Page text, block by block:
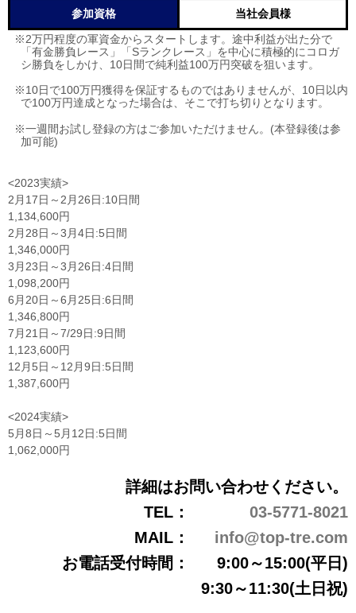
参加資格 当社会員様
※2万円程度の軍資金からスタートします。途中利益が出た分で
「有金勝負レース」「Sランクレース」を中心に積極的にコロガ
シ勝負をしかけ、10日間で純利益100万円突破を狙います。
※10日で100万円獲得を保証するものではありませんが、10日以内
で100万円達成となった場合は、そこで打ち切りとなります。
※一週間お試し登録の方はご参加いただけません。(本登録後は参
加可能)
<2023実績>
2月17日～2月26日:10日間
1,134,600円
2月28日～3月4日:5日間
1,346,000円
3月23日～3月26日:4日間
1,098,200円
6月20日～6月25日:6日間
1,346,800円
7月21日～7/29日:9日間
1,123,600円
12月5日～12月9日:5日間
1,387,600円
<2024実績>
5月8日～5月12日:5日間
1,062,000円
詳細はお問い合わせください。
TEL：
03-5771-8021
MAIL：
info@top-tre.com
お電話受付時間：
9:00～15:00(平日)
9:30～11:30(土日祝)